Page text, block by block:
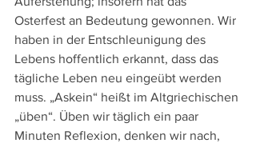
Osterfest an Bedeutung gewonnen. Wir
haben in der Entschleunigung des
Lebens hoffentlich erkannt, dass das
tägliche Leben neu eingeübt werden
muss. „Askein“ heißt im Altgriechischen
„üben“. Üben wir täglich ein paar
Minuten Reflexion, denken wir nach,